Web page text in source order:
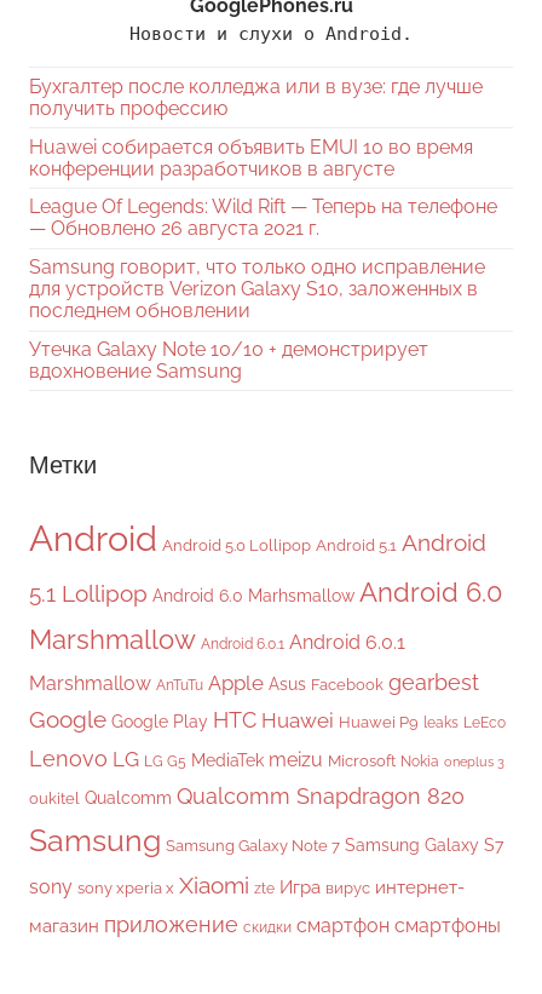
GooglePhones.ru
Новости и слухи о Android.
Бухгалтер после колледжа или в вузе: где лучше
получить профессию
Huawei собирается объявить EMUI 10 во время
конференции разработчиков в августе
League Of Legends: Wild Rift — Теперь на телефоне
— Обновлено 26 августа 2021 г.
Samsung говорит, что только одно исправление
для устройств Verizon Galaxy S10, заложенных в
последнем обновлении
Утечка Galaxy Note 10/10 + демонстрирует
вдохновение Samsung
Метки
Android Android 5.0 Lollipop Android 5.1 Android
5.1 Lollipop Android 6.0 Marhsmallow Android 6.0
Marshmallow Android 6.0.1 Android 6.0.1
Marshmallow AnTuTu Apple Asus Facebook gearbest
Google Google Play HTC Huawei Huawei P9 leaks LeEco
Lenovo LG LG G5 MediaTek meizu Microsoft Nokia oneplus 3
oukitel Qualcomm Qualcomm Snapdragon 820
Samsung Samsung Galaxy Note 7 Samsung Galaxy S7
sony sony xperia x Xiaomi zte Игра вирус интернет-
магазин приложение скидки смартфон смартфоны